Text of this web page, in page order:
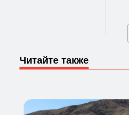
Читайте также